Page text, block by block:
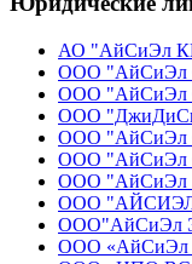
АО "АйСиЭл
ООО "АйСиЭл
ООО "АйСиЭл
ООО "ДжиДиСи
ООО "АйСиЭл
ООО "АйСиЭл
ООО "АйСиЭл
ООО
ООО"АйСиЭл
ООО «АйСиЭл